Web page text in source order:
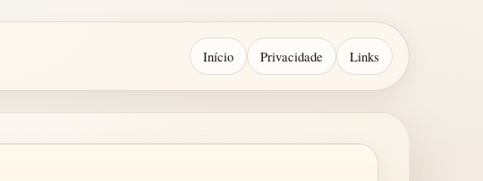
Início Privacidade Links